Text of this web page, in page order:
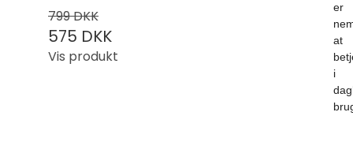
799 DKK
575 DKK
Vis produkt
er
at
i